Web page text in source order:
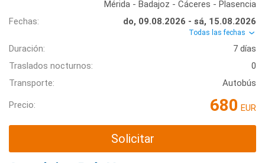
Mérida - Badajoz - Cáceres - Plasencia
Fechas:
do, 09.08.2026 - sá, 15.08.2026
Todas las fechas
Duración:
7 días
Traslados nocturnos:
0
Transporte:
Autobús
Precio: 680 EUR
Solicitar